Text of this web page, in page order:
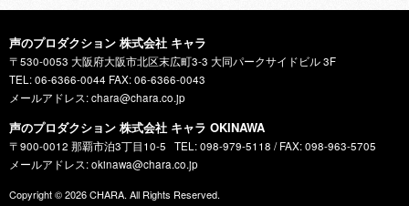
声のプロダクション 株式会社 キャラ
〒530-0053 大阪府大阪市北区末広町3-3 大同パークサイドビル 3F
TEL: 06-6366-0044 FAX: 06-6366-0043
メールアドレス: chara@chara.co.jp
声のプロダクション 株式会社 キャラ OKINAWA
〒900-0012 那覇市泊3丁目10-5
TEL: 098-979-5118 / FAX: 098-963-5705
メールアドレス: okinawa@chara.co.jp
Copyright © 2026CHARA. All Rights Reserved.